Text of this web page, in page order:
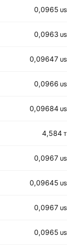
0,0965
0,0963
0,09647
0,0966
0,09684
4,584
0,0967
0,09645
0,0967
0,0965